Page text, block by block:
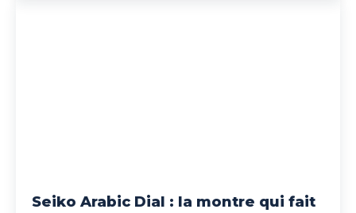
Seiko Arabic Dial : la montre qui fait